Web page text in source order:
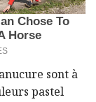
sont à
pastel